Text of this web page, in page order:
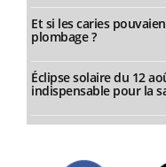
Et si les caries
plombage ?
Éclipse solaire du 12
indispensable pour la